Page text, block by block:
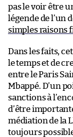
pas le voir être
légende de l’un
simples raisons
Dans les faits,
le temps et de
entre le Paris
Mbappé. D’un
sanctions à
d’être
médiation de la
toujours